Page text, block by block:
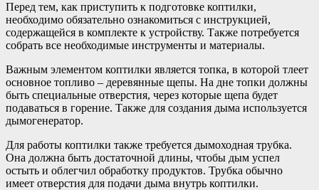
Перед тем, как приступить к подготовке коптилки,
необходимо обязательно ознакомиться с инструкцией,
содержащейся в комплекте к устройству. Также потребуется
собрать все необходимые инструменты и материалы.
Важным элементом коптилки является топка, в которой тлеет
основное топливо – деревянные щепы. На дне топки должны
быть специальные отверстия, через которые щепа будет
подаваться в горение. Также для создания дыма используется
дымогенератор.
Для работы коптилки также требуется дымоходная трубка.
Она должна быть достаточной длины, чтобы дым успел
остыть и облегчил обработку продуктов. Трубка обычно
имеет отверстия для подачи дыма внутрь коптилки.